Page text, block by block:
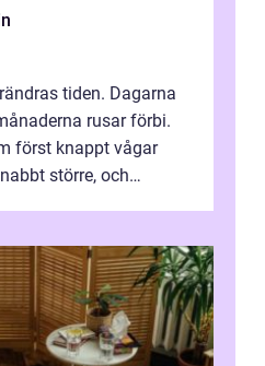
tiden. Dagarna
rusar förbi.
först knappt vågar
större, och